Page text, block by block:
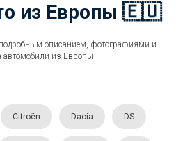
из Европы 🇪🇺
описанием, фотографиями и
автомобили из Европы
Citroën Dacia DS